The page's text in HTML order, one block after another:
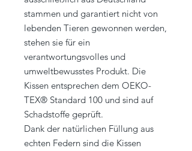
stammen und garantiert nicht von
lebenden Tieren gewonnen werden,
stehen sie für ein
verantwortungsvolles und
umweltbewusstes Produkt. Die
Kissen entsprechen dem OEKO-
TEX® Standard 100 und sind auf
Schadstoffe geprüft.
Dank der natürlichen Füllung aus
echten Federn sind die Kissen